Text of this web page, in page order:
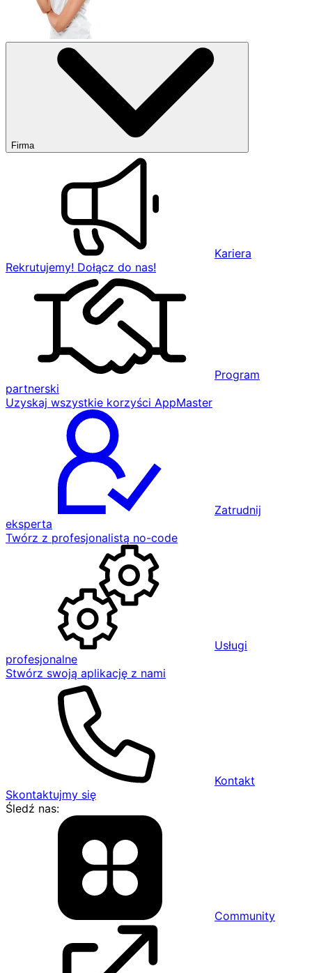
Firma
Kariera
Rekrutujemy! Dołącz do nas!
Program
partnerski
Uzyskaj wszystkie korzyści AppMaster
Zatrudnij
eksperta
Twórz z profesjonalistą no-code
Usługi
profesjonalne
Stwórz swoją aplikację z nami
Kontakt
Skontaktujmy się
Śledź nas:
Community